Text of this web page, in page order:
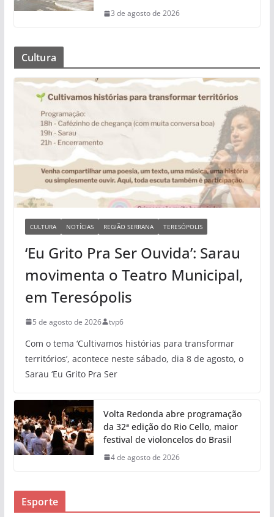
3 de agosto de 2026
Cultura
CULTURA NOTÍCIAS REGIÃO SERRANA TERESÓPOLIS
‘Eu Grito Pra Ser Ouvida’: Sarau
movimenta o Teatro Municipal,
em Teresópolis
5 de agosto de 2026 tvp6
Com o tema ‘Cultivamos histórias para transformar
territórios’, acontece neste sábado, dia 8 de agosto, o
Sarau ‘Eu Grito Pra Ser
Volta Redonda abre programação
da 32ª edição do Rio Cello, maior
festival de violoncelos do Brasil
4 de agosto de 2026
Esporte